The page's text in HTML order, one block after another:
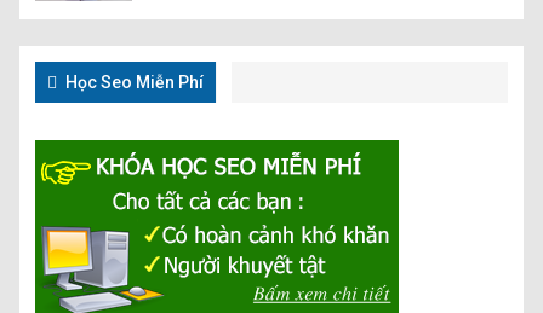
Học Seo Miễn Phí